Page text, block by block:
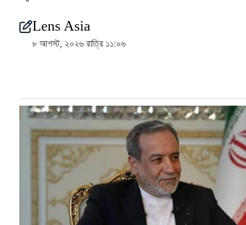
Lens Asia
৮ আগস্ট, ২০২৬ রাত্রি ১১:০৬